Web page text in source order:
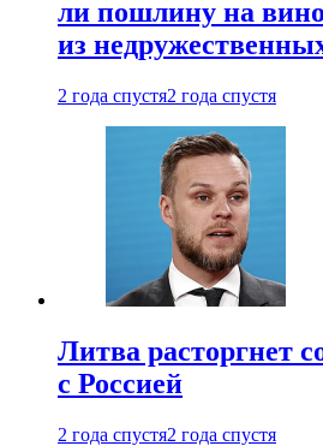
ли пошлину на вино
из
2 года спустя2 года спустя
Литва расторгнет
с Россией
2 года спустя2 года спустя